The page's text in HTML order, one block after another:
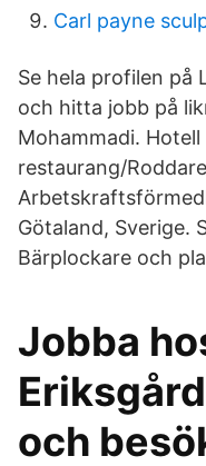
Carl payne
Se hela profilen på
och hitta jobb på
Mohammadi. Hotell
restaurang/
Götaland, Sverige.
Bärplockare och
Jobba
och